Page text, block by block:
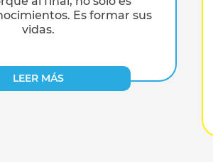
Es formar sus
vidas.
LEER MÁS